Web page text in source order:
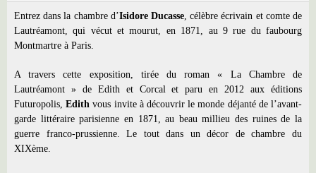
Entrez dans la chambre d’Isidore Ducasse , célèbre écrivain et comte de
Lautréamont, qui vécut et mourut, en 1871, au 9 rue du faubourg
Montmartre à Paris.
A travers cette exposition, tirée du roman « La Chambre de
Lautréamont » de Edith et Corcal et paru en 2012 aux éditions
Futuropolis,Edith vous invite à découvrir le monde déjanté de l’avant-
garde littéraire parisienne en 1871, au beau millieu des ruines de la
guerre franco-prussienne. Le tout dans un décor de chambre du
XIXème.